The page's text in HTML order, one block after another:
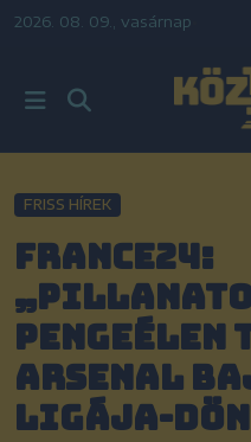
2026. 08. 09., vasárnap
FRISS HÍREK
France24:
Pengeélen
Arsenal
Ligája-